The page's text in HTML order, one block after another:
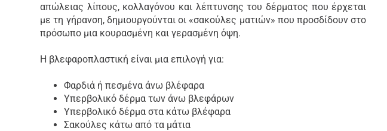
απώλειας λίπους, κολλαγόνου και λέπτυνσης του δέρματος που έρχεται
με τη γήρανση, δημιουργούνται οι «σακούλες ματιών» που προσδίδουν στο
πρόσωπο μια κουρασμένη και γερασμένη όψη.
Η βλεφαροπλαστική είναι μια επιλογή για:
Φαρδιά ή πεσμένα άνω βλέφαρα
Υπερβολικό δέρμα των άνω βλεφάρων
Υπερβολικό δέρμα στα κάτω βλέφαρα
Σακούλες κάτω από τα μάτια